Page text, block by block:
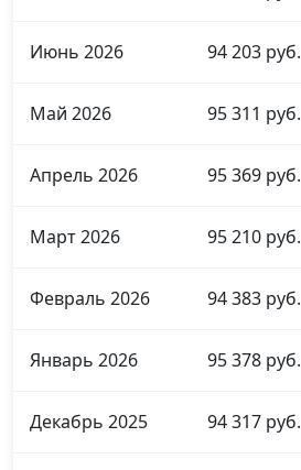
Июнь 2026 94 203 руб.
Май 2026 95 311 руб.
Апрель 2026 95 369 руб.
Март 2026 95 210 руб.
Февраль 2026 94 383 руб.
Январь 2026 95 378 руб.
Декабрь 2025 94 317 руб.